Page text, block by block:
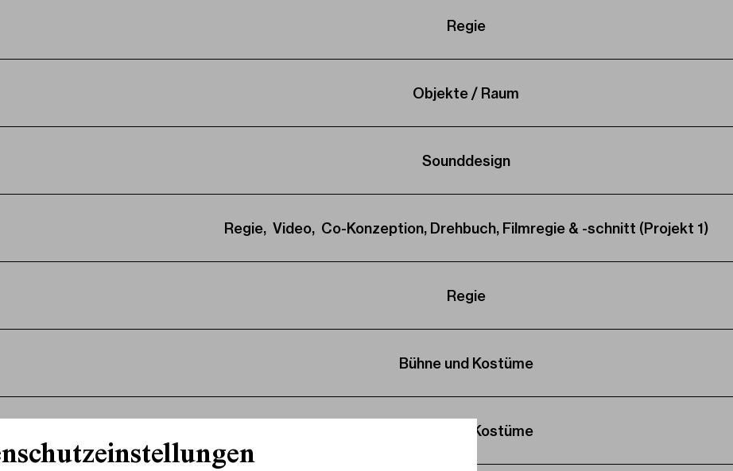
Regie
Objekte / Raum
Sounddesign
Regie, Video, Co-Konzeption, Drehbuch, Filmregie & -schnitt (Projekt 1)
Regie
Bühne und Kostüme
Bühne und Kostüme